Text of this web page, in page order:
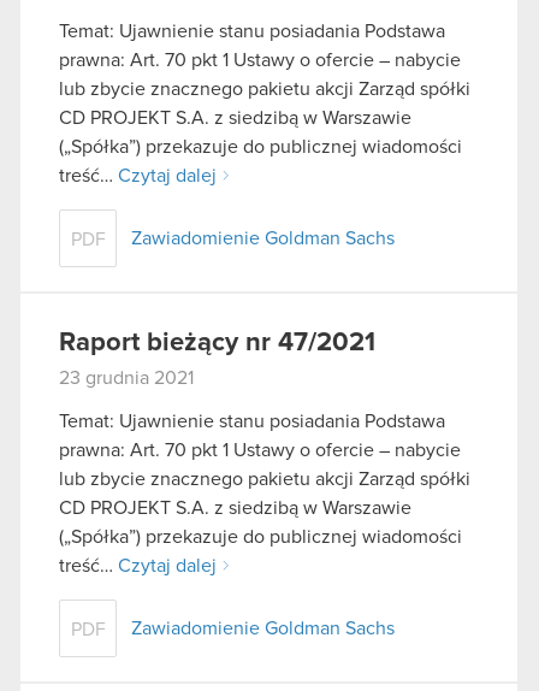
Temat: Ujawnienie stanu posiadania Podstawa
prawna: Art. 70 pkt 1 Ustawy o ofercie – nabycie
lub zbycie znacznego pakietu akcji Zarząd spółki
CD PROJEKT S.A. z siedzibą w Warszawie
(„Spółka”) przekazuje do publicznej wiadomości
treść… Czytaj dalej
PDF Zawiadomienie Goldman Sachs
Raport bieżący nr 47/2021
23 grudnia 2021
Temat: Ujawnienie stanu posiadania Podstawa
prawna: Art. 70 pkt 1 Ustawy o ofercie – nabycie
lub zbycie znacznego pakietu akcji Zarząd spółki
CD PROJEKT S.A. z siedzibą w Warszawie
(„Spółka”) przekazuje do publicznej wiadomości
treść… Czytaj dalej
PDF Zawiadomienie Goldman Sachs